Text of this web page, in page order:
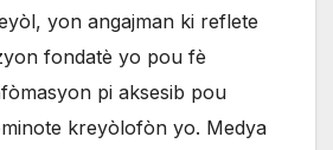
yon angajman ki reflete
fondatè yo pou fè
pi aksesib pou
kreyòlofòn yo. Medya